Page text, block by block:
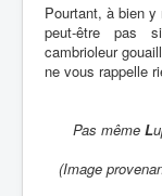
Pourtant, à bien
peut-être pas
cambrioleur
ne vous rappelle
Pas même L
(Image